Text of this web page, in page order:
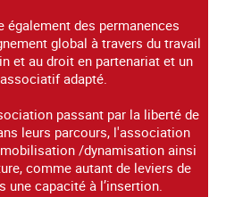
également des permanences
global à travers du travail
et au droit en partenariat et un
adapté.
passant par la liberté de
leurs parcours, l'association
/dynamisation ainsi
comme autant de leviers de
une capacité à l’insertion.